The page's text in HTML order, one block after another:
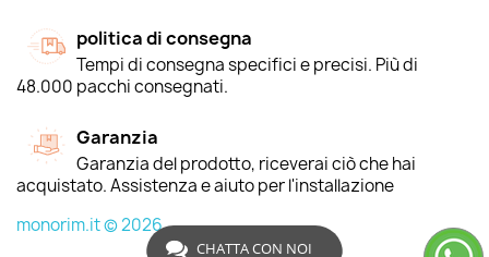
politica di consegna
Tempi di consegna specifici e precisi. Più di
48.000 pacchi consegnati.
Garanzia
Garanzia del prodotto, riceverai ciò che hai
acquistato. Assistenza e aiuto per l'installazione
monorim.it © 2026
CHATTA CON NOI